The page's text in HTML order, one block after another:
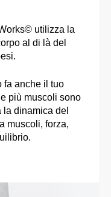
utilizza la
al di là del
fa anche il tuo
più muscoli sono
dinamica del
muscoli, forza,